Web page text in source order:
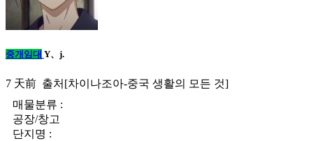
중개임대 Y、j.
7 天前 출처[차이나조아-중국 생활의 모든 것]
매물분류 :
공장/창고
단지명 :